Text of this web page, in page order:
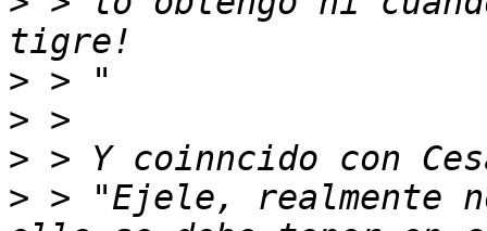
>
>
>
> > "Ejele, realmente